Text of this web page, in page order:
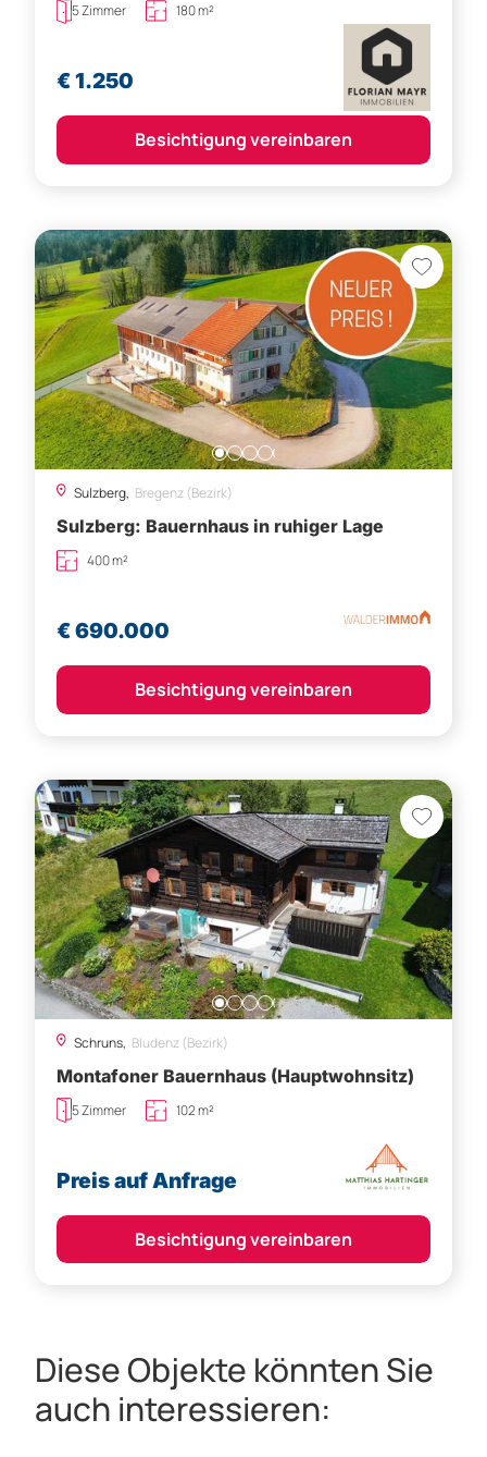
5 Zimmer 180 m²
€ 1.250
Besichtigung vereinbaren
Sulzberg, Bregenz (Bezirk)
Sulzberg: Bauernhaus in ruhiger Lage
400 m²
€ 690.000
Besichtigung vereinbaren
Schruns, Bludenz (Bezirk)
Montafoner Bauernhaus (Hauptwohnsitz)
5 Zimmer 102 m²
Preis auf Anfrage
Besichtigung vereinbaren
Diese Objekte könnten Sie
auch interessieren: